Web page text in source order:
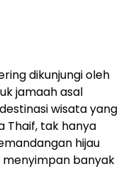
dikunjungi oleh
jamaah asal
wisata yang
Thaif, tak hanya
hijau
menyimpan banyak